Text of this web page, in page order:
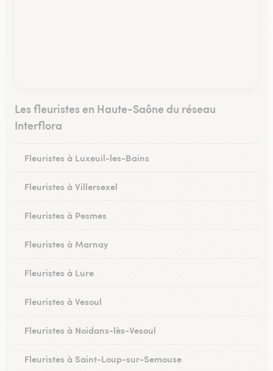
Les fleuristes en Haute-Saône du réseau
Interflora
Fleuristes à Luxeuil-les-Bains
Fleuristes à Villersexel
Fleuristes à Pesmes
Fleuristes à Marnay
Fleuristes à Lure
Fleuristes à Vesoul
Fleuristes à Noidans-lès-Vesoul
Fleuristes à Saint-Loup-sur-Semouse